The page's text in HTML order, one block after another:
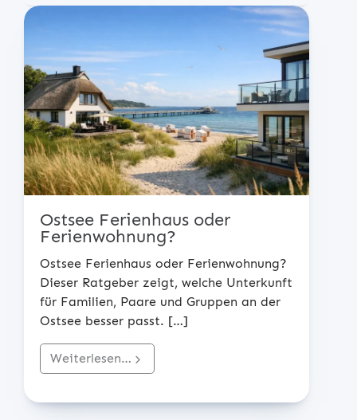
Ostsee Ferienhaus oder
Ferienwohnung?
Ostsee Ferienhaus oder Ferienwohnung?
Dieser Ratgeber zeigt, welche Unterkunft
für Familien, Paare und Gruppen an der
Ostsee besser passt. […]
Weiterlesen…